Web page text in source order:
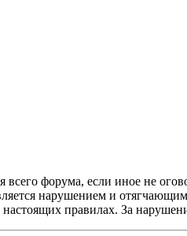
форума, если иное не
нарушением и
настоящих правилах. За